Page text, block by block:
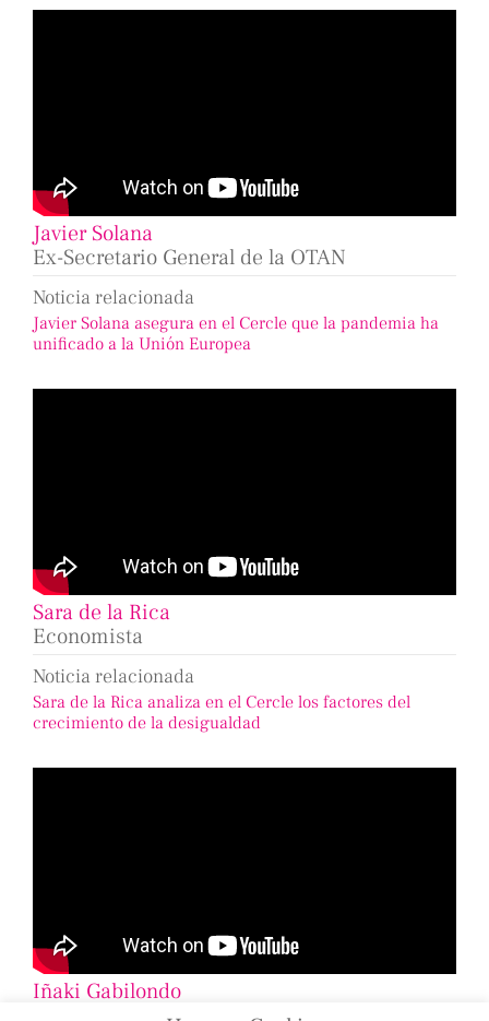
Javier Solana
Ex-Secretario General de la OTAN
Noticia relacionada
Javier Solana asegura en el Cercle que la pandemia ha
unificado a la Unión Europea
Sara de la Rica
Economista
Noticia relacionada
Sara de la Rica analiza en el Cercle los factores del
crecimiento de la desigualdad
Iñaki Gabilondo